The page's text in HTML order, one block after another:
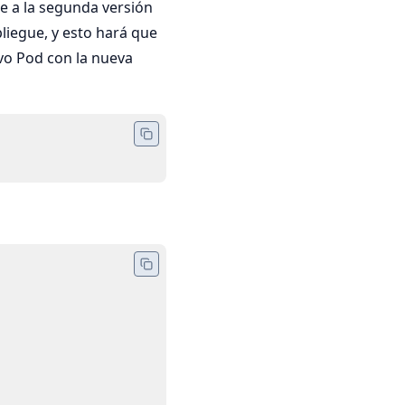
a la segunda versión
y esto hará que
Pod con la nueva